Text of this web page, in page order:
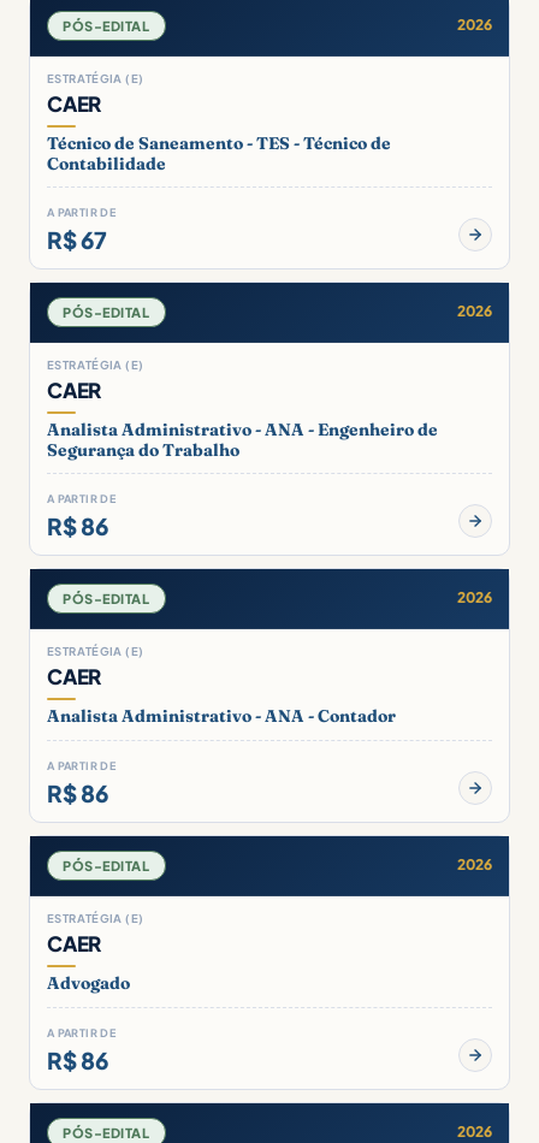
PÓS-EDITAL 2026
ESTRATÉGIA (E)
CAER
Técnico de Saneamento - TES - Técnico de
Contabilidade
A PARTIR DE
R$ 67
PÓS-EDITAL 2026
ESTRATÉGIA (E)
CAER
Analista Administrativo - ANA - Engenheiro de
Segurança do Trabalho
A PARTIR DE
R$ 86
PÓS-EDITAL 2026
ESTRATÉGIA (E)
CAER
Analista Administrativo - ANA - Contador
A PARTIR DE
R$ 86
PÓS-EDITAL 2026
ESTRATÉGIA (E)
CAER
Advogado
A PARTIR DE
R$ 86
PÓS-EDITAL 2026